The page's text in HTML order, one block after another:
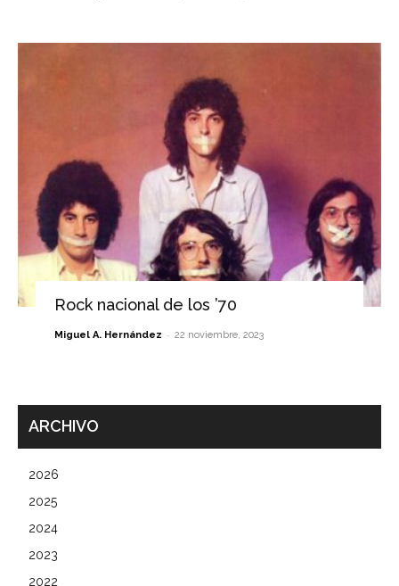
Rock nacional de los ’70
Miguel A. Hernández - 22 noviembre, 2023
ARCHIVO
2026
2025
2024
2023
2022